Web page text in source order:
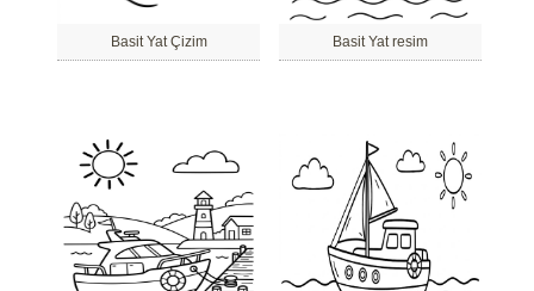
Basit Yat Çizim Basit Yat resim